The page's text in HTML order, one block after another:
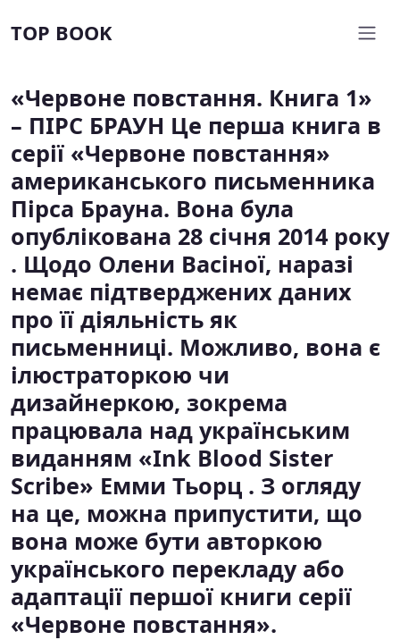
TOP BOOK
«Червоне повстання. Книга 1»
– ПІРС БРАУН Це перша книга в
серії «Червоне повстання»
американського письменника
Пірса Брауна. Вона була
опублікована 28 січня 2014 року
. Щодо Олени Васіної, наразі
немає підтверджених даних
про її діяльність як
письменниці. Можливо, вона є
ілюстраторкою чи
дизайнеркою, зокрема
працювала над українським
виданням «Ink Blood Sister
Scribe» Емми Тьорц . З огляду
на це, можна припустити, що
вона може бути авторкою
українського перекладу або
адаптації першої книги серії
«Червоне повстання».